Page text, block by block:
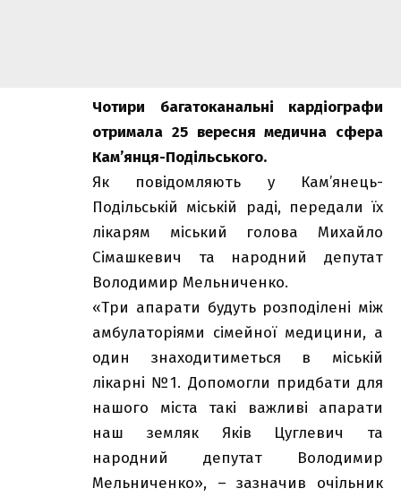
Чотири багатоканальні кардіографи
отримала 25 вересня медична сфера
Кам’янця-Подільського.
Як повідомляють у Кам’янець-
Подільській міській раді, передали їх
лікарям міський голова Михайло
Сімашкевич та народний депутат
Володимир Мельниченко.
«Три апарати будуть розподілені між
амбулаторіями сімейної медицини, а
один знаходитиметься в міській
лікарні №1. Допомогли придбати для
нашого міста такі важливі апарати
наш земляк Яків Цуглевич та
народний депутат Володимир
Мельниченко», – зазначив очільник